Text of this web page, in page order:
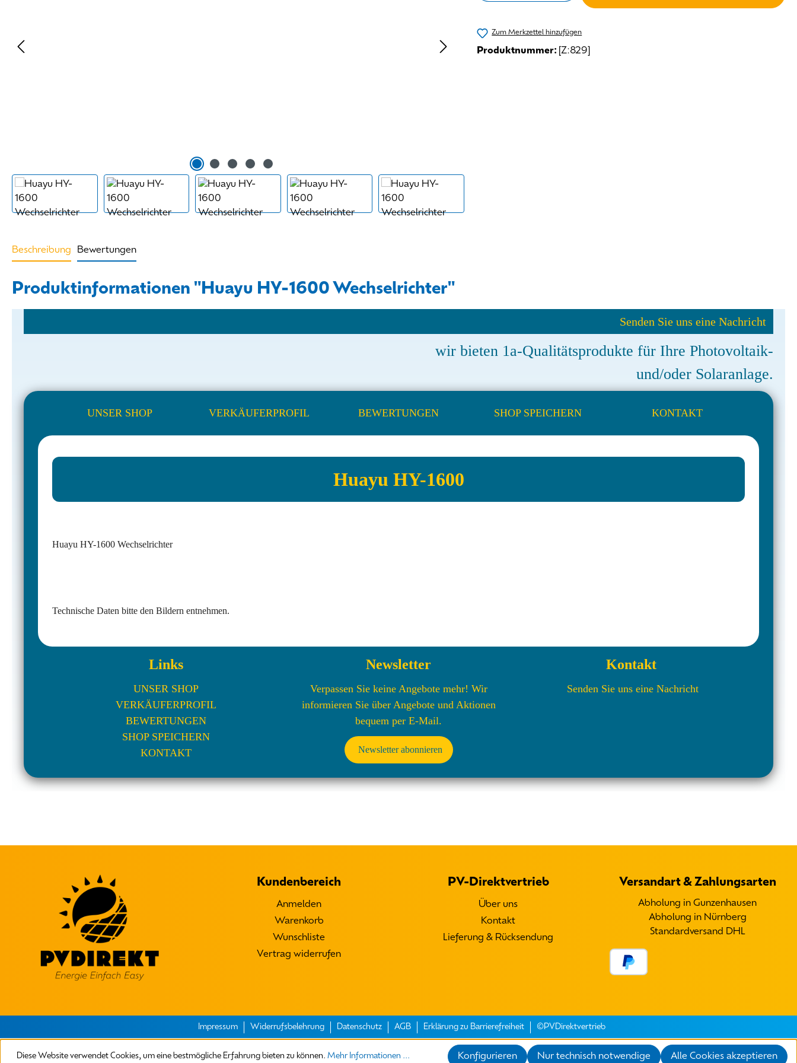
Zum Merkzettel hinzufügen
Produktnummer: [Z:829]
Beschreibung Bewertungen
Produktinformationen "Huayu HY-1600 Wechselrichter"
wir bieten 1a-Qualitätsprodukte für Ihre Photovoltaik-
und/oder Solaranlage.
Senden Sie uns eine Nachricht
UNSER SHOP VERKÄUFERPROFIL BEWERTUNGEN SHOP SPEICHERN KONTAKT
Huayu HY-1600
Huayu HY-1600 Wechselrichter
Technische Daten bitte den Bildern entnehmen.
Links
UNSER SHOP
VERKÄUFERPROFIL
BEWERTUNGEN
SHOP SPEICHERN
KONTAKT
Newsletter
Verpassen Sie keine Angebote mehr! Wir
informieren Sie über Angebote und Aktionen
bequem per E-Mail.
Newsletter abonnieren
Kontakt
Senden Sie uns eine Nachricht
Kundenbereich
Anmelden
Warenkorb
Wunschliste
Vertrag widerrufen
PV-Direktvertrieb
Über uns
Kontakt
Lieferung & Rücksendung
Versandart & Zahlungsarten
Abholung in Gunzenhausen
Abholung in Nürnberg
Standardversand DHL
Impressum Widerrufsbelehrung Datenschutz AGB Erklärung zu Barrierefreiheit ©PVDirektvertrieb
Diese Website verwendet Cookies, um eine bestmögliche Erfahrung bieten zu können. Mehr Informationen ... Nur technisch notwendige
Konfigurieren Alle Cookies akzeptieren